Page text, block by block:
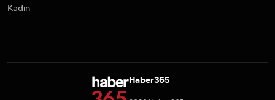
Kadın
Haber365